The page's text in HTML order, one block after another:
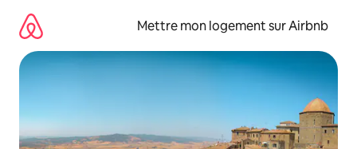
directement
contenu
Mettre mon logement sur Airbnb